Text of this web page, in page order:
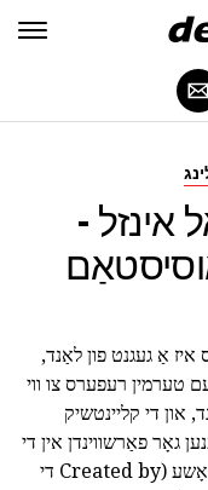
-
איז אַ געגנט פון לאַנד,
טערמין רעפערס צו ווי
און די קליינטשיק
גאָר פאַרשווינדן אין די
מבול. דורך זייַן אָנהייב אינזלען קענען זייַן יאַבאָשע (Created by די